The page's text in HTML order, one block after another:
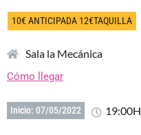
10€ ANTICIPADA 12€TAQUILLA
Sala la Mecánica
Cómo llegar
Inicio: 07/05/2022 19:00H